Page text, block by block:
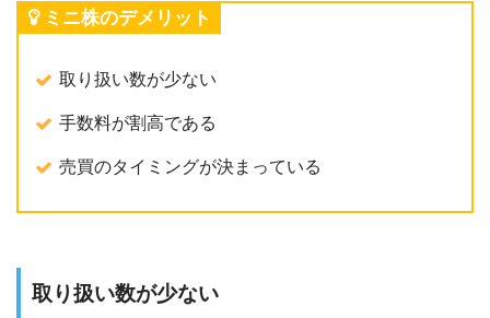
ミニ株のデメリット
取り扱い数が少ない
手数料が割高である
売買のタイミングが決まっている
取り扱い数が少ない